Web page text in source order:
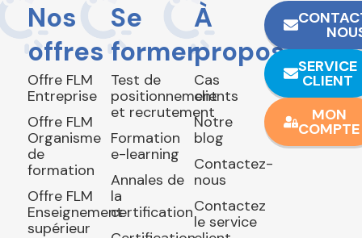
Nos
offres
Offre FLM
Entreprise
Offre FLM
Organisme
de
formation
Offre FLM
Enseignement
supérieur
Se
former
Test de
positionnement
et recrutement
Formation
e-learning
Annales de
la
certification
À
propos
Cas
clients
Notre
blog
Contactez-
nous
Contactez
le service
SERVICE
CLIENT
MON
COMPTE